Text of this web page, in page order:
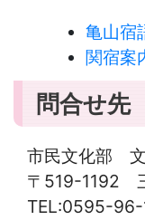
亀山宿
関宿案
問合せ先
市民文化部
〒519-1192
TEL:0595-